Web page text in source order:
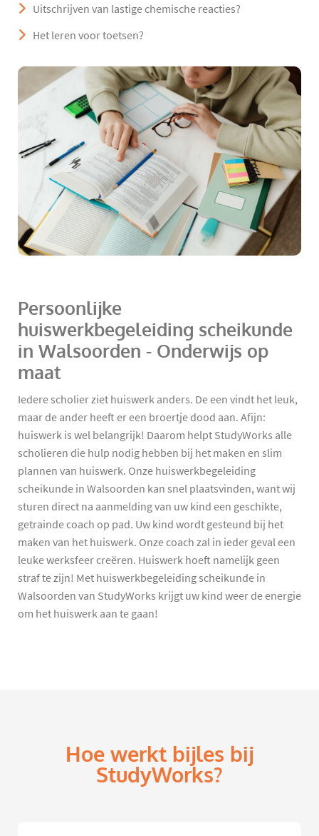
Uitschrijven van lastige chemische reacties?
Het leren voor toetsen?
Persoonlijke
huiswerkbegeleiding scheikunde
in Walsoorden - Onderwijs op
maat
Iedere scholier ziet huiswerk anders. De een vindt het leuk,
maar de ander heeft er een broertje dood aan. Afijn:
huiswerk is wel belangrijk! Daarom helpt StudyWorks alle
scholieren die hulp nodig hebben bij het maken en slim
plannen van huiswerk. Onze huiswerkbegeleiding
scheikunde in Walsoorden kan snel plaatsvinden, want wij
sturen direct na aanmelding van uw kind een geschikte,
getrainde coach op pad. Uw kind wordt gesteund bij het
maken van het huiswerk. Onze coach zal in ieder geval een
leuke werksfeer creëren. Huiswerk hoeft namelijk geen
straf te zijn! Met huiswerkbegeleiding scheikunde in
Walsoorden van StudyWorks krijgt uw kind weer de energie
om het huiswerk aan te gaan!
Hoe werkt bijles bij
StudyWorks?